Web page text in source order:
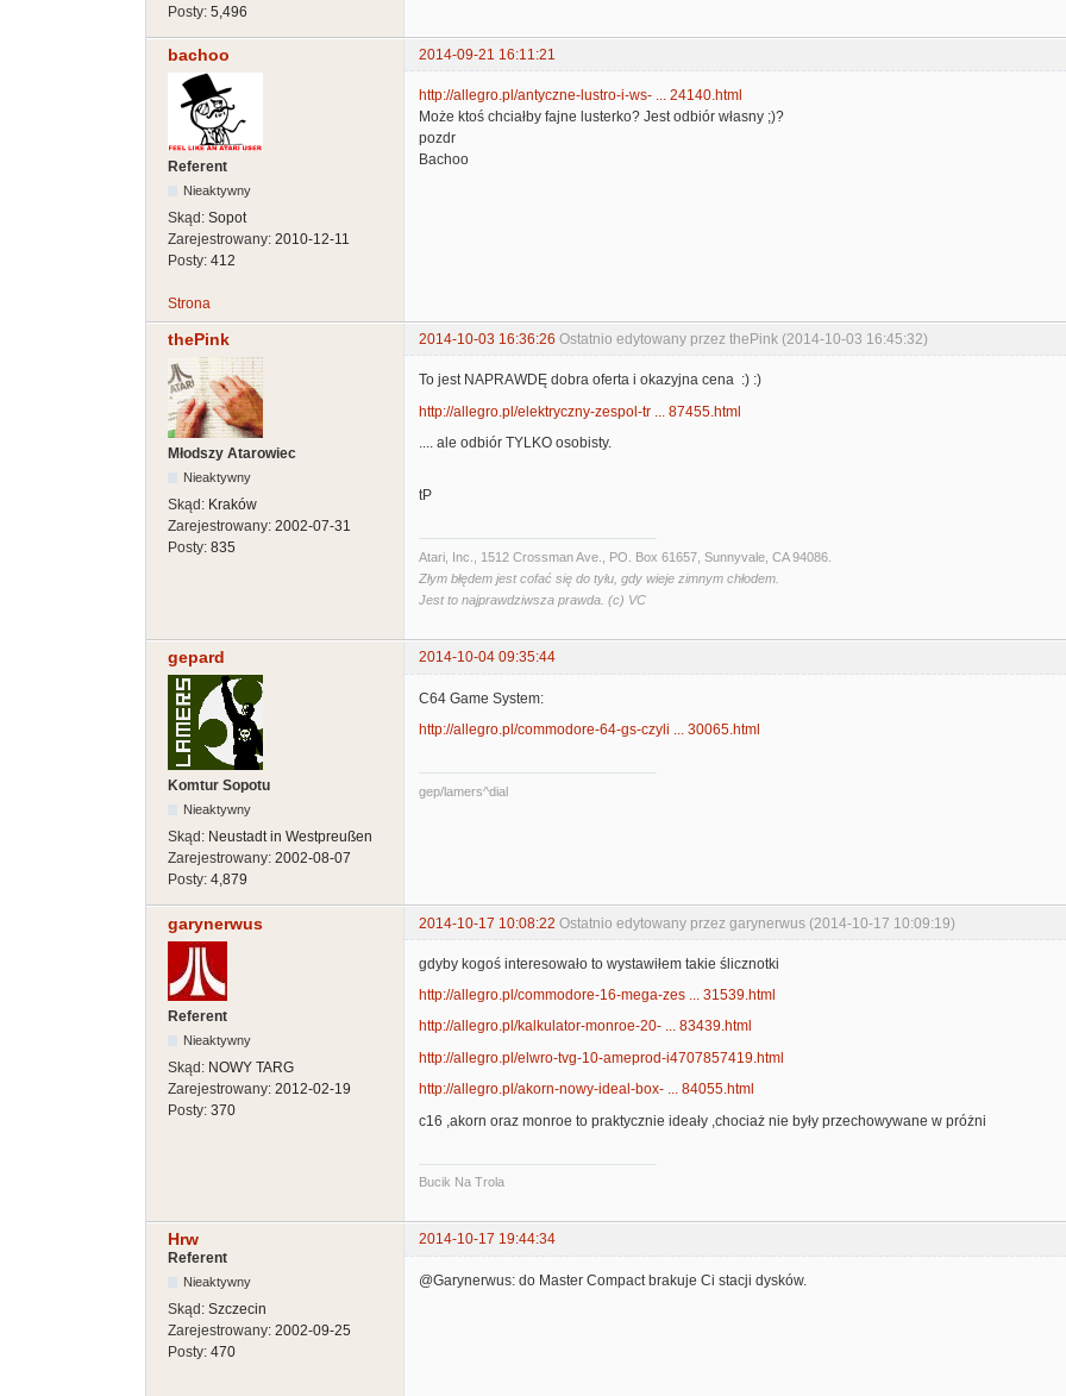
Posty: 5,496
bachoo 2014-09-21 16:11:21
Referent
Nieaktywny
Skąd: Sopot
Zarejestrowany: 2010-12-11
Posty: 412
http://allegro.pl/antyczne-lustro-i-ws- ... 24140.html
Może ktoś chciałby fajne lusterko? Jest odbiór własny ;)?
pozdr
Bachoo
Strona
thePink 2014-10-03 16:36:26 Ostatnio edytowany przez thePink (2014-10-03 16:45:32)
Młodszy Atarowiec
Nieaktywny
Skąd: Kraków
Zarejestrowany: 2002-07-31
Posty: 835
To jest NAPRAWDĘ dobra oferta i okazyjna cena :) :)
http://allegro.pl/elektryczny-zespol-tr ... 87455.html
.... ale odbiór TYLKO osobisty.
tP
Atari, Inc., 1512 Crossman Ave., PO. Box 61657, Sunnyvale, CA 94086.
Złym błędem jest cofać się do tyłu, gdy wieje zimnym chłodem.
Jest to najprawdziwsza prawda. (c) VC
gepard 2014-10-04 09:35:44
Komtur Sopotu
Nieaktywny
Skąd: Neustadt in Westpreußen
Zarejestrowany: 2002-08-07
Posty: 4,879
C64 Game System:
http://allegro.pl/commodore-64-gs-czyli ... 30065.html
gep/lamers^dial
garynerwus 2014-10-17 10:08:22 Ostatnio edytowany przez garynerwus (2014-10-17 10:09:19)
Referent
Nieaktywny
Skąd: NOWY TARG
Zarejestrowany: 2012-02-19
Posty: 370
gdyby kogoś interesowało to wystawiłem takie ślicznotki
http://allegro.pl/commodore-16-mega-zes ... 31539.html
http://allegro.pl/kalkulator-monroe-20- ... 83439.html
http://allegro.pl/elwro-tvg-10-ameprod-i4707857419.html
http://allegro.pl/akorn-nowy-ideal-box- ... 84055.html
c16 ,akorn oraz monroe to praktycznie ideały ,chociaż nie były przechowywane w próżni
Bucik Na Trola
Hrw
2014-10-17 19:44:34
Referent
Nieaktywny
Skąd: Szczecin
Zarejestrowany: 2002-09-25
Posty: 470
@Garynerwus: do Master Compact brakuje Ci stacji dysków.